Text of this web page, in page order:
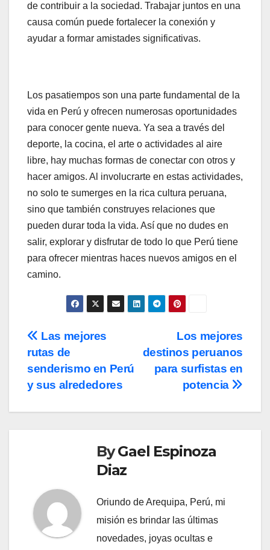
de contribuir a la sociedad. Trabajar juntos en una
causa común puede fortalecer la conexión y
ayudar a formar amistades significativas.
Los pasatiempos son una parte fundamental de la
vida en Perú y ofrecen numerosas oportunidades
para conocer gente nueva. Ya sea a través del
deporte, la cocina, el arte o actividades al aire
libre, hay muchas formas de conectar con otros y
hacer amigos. Al involucrarte en estas actividades,
no solo te sumerges en la rica cultura peruana,
sino que también construyes relaciones que
pueden durar toda la vida. Así que no dudes en
salir, explorar y disfrutar de todo lo que Perú tiene
para ofrecer mientras haces nuevos amigos en el
camino.
Post
navigation
Los mejores
destinos peruanos
para surfistas en
potencia
Las mejores
rutas de
senderismo en Perú
y sus alrededores
ByGael Espinoza
Diaz
Oriundo de Arequipa, Perú, mi
misión es brindar las últimas
novedades, joyas ocultas e